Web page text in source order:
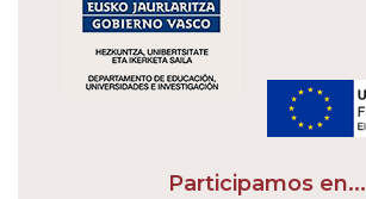
Participamos en...